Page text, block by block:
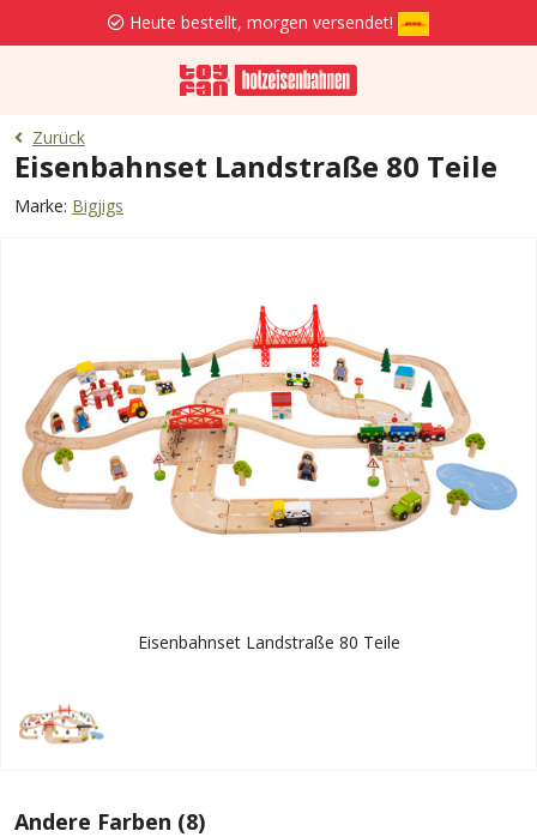
Heute bestellt, morgen versendet!
Zurück
Eisenbahnset Landstraße 80 Teile
Marke: Bigjigs
Eisenbahnset Landstraße 80 Teile
Andere Farben (8)